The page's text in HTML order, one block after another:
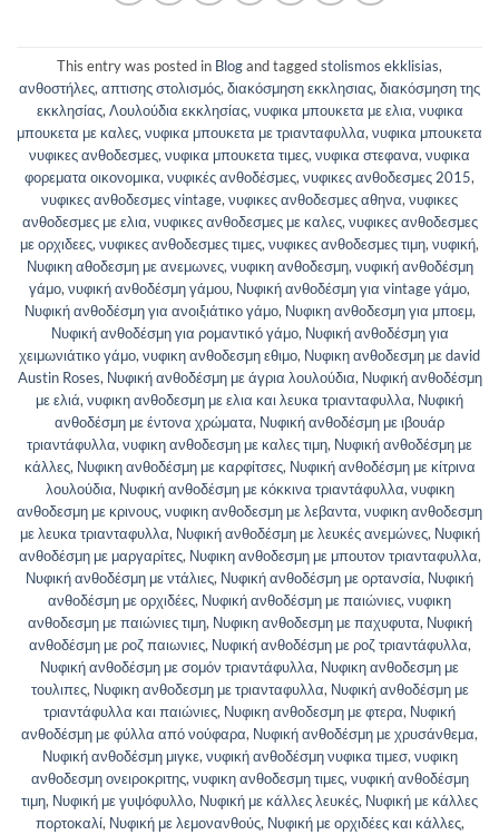
This entry was posted in Blogand taggedstolismos ekklisias,
ανθοστήλες,απτισης στολισμός,διακόσμηση εκκλησιας,διακόσμηση της
εκκλησίας,Λουλούδια εκκλησίας,νυφικα μπουκετα με ελια,νυφικα
μπουκετα με καλες,νυφικα μπουκετα με τριανταφυλλα,νυφικα μπουκετα
νυφικες ανθοδεσμες,νυφικα μπουκετα τιμες,νυφικα στεφανα,νυφικα
φορεματα οικονομικα,νυφικές ανθοδέσμες,νυφικες ανθοδεσμες 2015,
νυφικες ανθοδεσμες vintage,νυφικες ανθοδεσμες αθηνα,νυφικες
ανθοδεσμες με ελια,νυφικες ανθοδεσμες με καλες,νυφικες ανθοδεσμες
με ορχιδεες,νυφικες ανθοδεσμες τιμες,νυφικες ανθοδεσμες τιμη,νυφική,
Νυφικη αθοδεσμη με ανεμωνες,νυφικη ανθοδεσμη,νυφική ανθοδέσμη
γάμο,νυφική ανθοδέσμη γάμου, Νυφική ανθοδέσμη για vintage γάμο,
Νυφική ανθοδέσμη για ανοιξιάτικο γάμο, Νυφικη ανθοδεσμη για μποεμ,
Νυφική ανθοδέσμη για ρομαντικό γάμο, Νυφική ανθοδέσμη για
χειμωνιάτικο γάμο,νυφικη ανθοδεσμη εθιμο, Νυφικη ανθοδεσμη με david
Austin Roses, Νυφική ανθοδέσμη με άγρια λουλούδια, Νυφική ανθοδέσμη
με ελιά,νυφικη ανθοδεσμη με ελια και λευκα τριανταφυλλα, Νυφική
ανθοδέσμη με έντονα χρώματα, Νυφική ανθοδέσμη με ιβουάρ
τριαντάφυλλα,νυφικη ανθοδεσμη με καλες τιμη, Νυφική ανθοδέσμη με
κάλλες, Νυφικη ανθοδέσμη με καρφίτσες, Νυφική ανθοδέσμη με κίτρινα
λουλούδια, Νυφική ανθοδέσμη με κόκκινα τριαντάφυλλα,νυφικη
ανθοδεσμη με κρινους,νυφικη ανθοδεσμη με λεβαντα,νυφικη ανθοδεσμη
με λευκα τριανταφυλλα, Νυφική ανθοδέσμη με λευκές ανεμώνες, Νυφική
ανθοδέσμη με μαργαρίτες, Νυφικη ανθοδεσμη με μπουτον τριανταφυλλα,
Νυφική ανθοδέσμη με ντάλιες, Νυφική ανθοδέσμη με ορτανσία, Νυφική
ανθοδέσμη με ορχιδέες, Νυφική ανθοδέσμη με παιώνιες,νυφικη
ανθοδεσμη με παιώνιες τιμη, Νυφικη ανθοδεσμη με παχυφυτα, Νυφική
ανθοδέσμη με ροζ παιωνιες, Νυφική ανθοδέσμη με ροζ τριαντάφυλλα,
Νυφική ανθοδέσμη με σομόν τριαντάφυλλα, Νυφικη ανθοδεσμη με
τουλιπες, Νυφικη ανθοδεσμη με τριανταφυλλα, Νυφική ανθοδέσμη με
τριαντάφυλλα και παιώνιες, Νυφικη ανθοδεσμη με φτερα, Νυφική
ανθοδέσμη με φύλλα από νούφαρα, Νυφική ανθοδέσμη με χρυσάνθεμα,
Νυφική ανθοδέσμη μιγκε,νυφική ανθοδέσμη νυφικα τιμεσ,νυφικη
ανθοδεσμη ονειροκριτης,νυφικη ανθοδεσμη τιμες,νυφική ανθοδέσμη
τιμη, Νυφική με γυψόφυλλο, Νυφική με κάλλες λευκές, Νυφική με κάλλες
πορτοκαλί, Νυφική με λεμονανθούς, Νυφική με ορχιδέες και κάλλες,